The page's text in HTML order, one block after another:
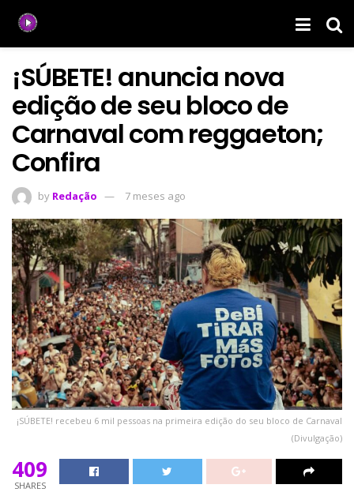
¡SÚBETE! anuncia nova
edição de seu bloco de
Carnaval com reggaeton;
Confira
by Redação 7 meses ago
¡SÚBETE! recebeu 6 mil pessoas na primeira edição do seu bloco de Carnaval
(Divulgação)
409
SHARES